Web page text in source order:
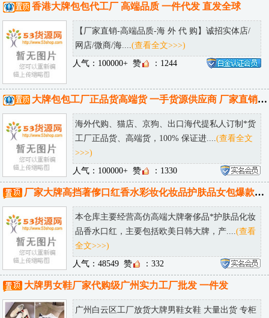
香港大牌包包代工厂 高端品质 一件代发 直发全球
【厂家直销-高端品质-海 外 代 购】诚招实体店/
网店/微商/海.... (查看全文>>>)
人气：100000+ 赞 ：1244
大牌包包工厂正品货高端货 一手货源供应商 厂家直销 可邮全球！
海外代购、猫店、京狗、出口海代提私人订制*货
工厂正品货、高端货，100% 保证进.... (查看全文
>>>)
人气：100000+ 赞 ：1330
厂家大牌高挡著偧口红香水彩妆化妆品护肤品女包爆款仓库一件代发
本仓库主要经营高仿高端大牌奢侈品*护肤品化妆
品香水口红，主要包括欧美日韩大牌，产.... (查看
全文>>>)
人气：48549 赞 ：332
大牌男女鞋厂家代购级广州实力工厂批发 一件发
广州白云区工厂放货大牌男鞋女鞋 大量出货 专柜